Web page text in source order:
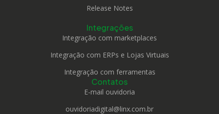
Release Notes
Integrações
Integração com marketplaces
Integração com ERPs e Lojas Virtuais
Integração com ferramentas
Contatos
E-mail ouvidoria
ouvidoriadigital@linx.com.br